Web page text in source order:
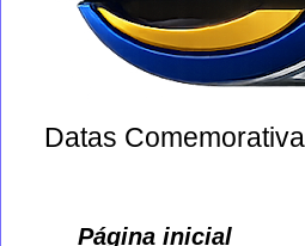
Datas
Página inicial